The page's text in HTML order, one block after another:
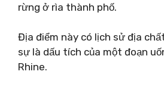
rừng ở rìa thành phố.
Địa điểm này có lịch sử địa
sự là dấu tích của một đoạn
Rhine.